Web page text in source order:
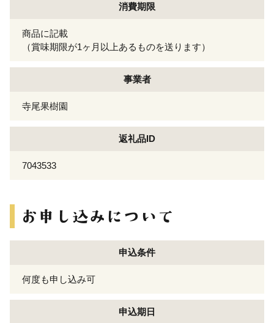
消費期限
商品に記載
（賞味期限が1ヶ月以上あるものを送ります）
事業者
寺尾果樹園
返礼品ID
7043533
申込条件
何度も申し込み可
申込期日